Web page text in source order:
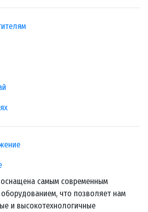
самым современным
оборудованием, что позволяет нам
и высокотехнологичные